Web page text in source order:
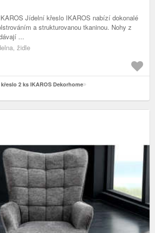
Jídelní křeslo IKAROS nabízí dokonalé
a strukturovanou tkaninou. Nohy z
...
židle
2 ks IKAROS Dekorhome